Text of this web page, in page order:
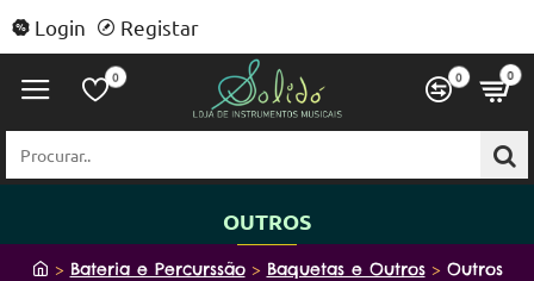
Login Registar
0 0 0
Procurar..
OUTROS
h
Bateria e Percurssão Baquetas e Outros Outros